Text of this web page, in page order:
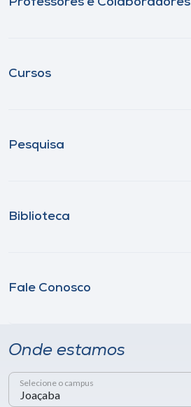
Cursos
Pesquisa
Biblioteca
Fale Conosco
Onde estamos
Selecione o campus